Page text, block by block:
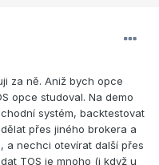
za ně. Aniž bych opce
opce studoval. Na demo
systém, backtestovat
přes jiného brokera a
a nechci otevírat další přes
TOS je mnoho (i když u